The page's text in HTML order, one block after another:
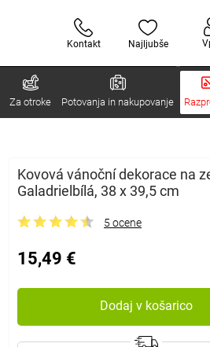
Kontakt Najljubše
Za otroke Potovanja in nakupovanje
Kovová vánoční dekorace na
Galadrielbílá, 38 x 39,5 cm
5 ocene
15,49 €
Dodaj v košarico